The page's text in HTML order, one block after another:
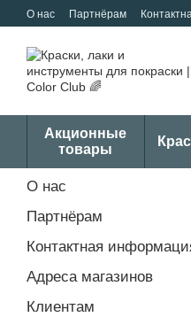
Перейти к основному контенту
О нас Партнёрам
Акционные
товары
О нас
Партнёрам
Контактная
Адреса магазинов
Клиентам